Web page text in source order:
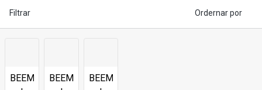
Filtrar Ordernar por
BEEM
BEEM
BEEM